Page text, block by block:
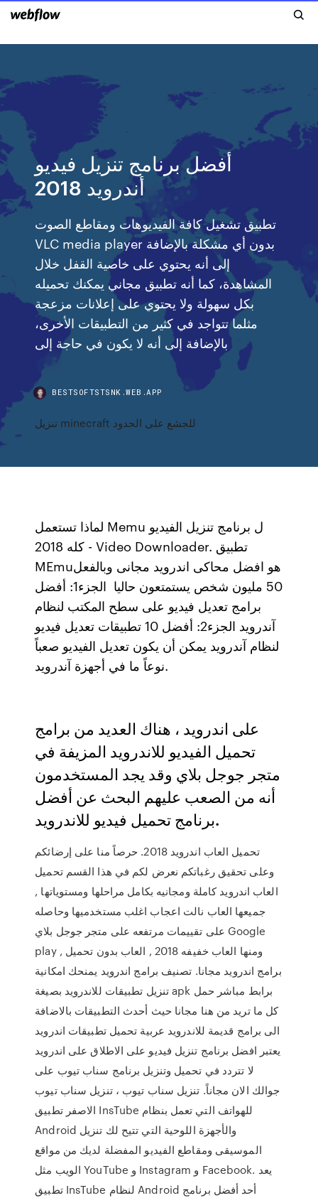
أفضل برنامج تنزيل فيديو
أندرويد 2018
تطبيق تشغيل كافة الفيديوهات ومقاطع الصوت
VLC media player بدون أي مشكلة بالإضافة
إلى أنه يحتوي على خاصية القفل خلال
المشاهدة، كما أنه تطبيق مجاني يمكنك تحميله
بكل سهولة ولا يحتوي على إعلانات مزعجة
مثلما تتواجد في كثير من التطبيقات الأخرى،
بالإضافة إلى أنه لا يكون في حاجة إلى
BESTSOFTSTSNK.WEB.APP
تنزيل minecraft للجشع على الحدود
لماذا تستعمل Memu ل برنامج تنزيل الفيديو
كله 2018 - Video Downloader. تطبيق
MEmuهو افضل محاكى اندرويد مجانى وبالفعل
50 مليون شخص يستمتعون حاليا الجزء1: أفضل
برامج تعديل فيديو على سطح المكتب لنظام
آندرويد الجزء2: أفضل 10 تطبيقات تعديل فيديو
لنظام آندرويد يمكن أن يكون تعديل الفيديو صعباً
نوعاً ما في أجهزة آندرويد.
على اندرويد ، هناك العديد من برامج
تحميل الفيديو للاندرويد المزيفة في
متجر جوجل بلاي وقد يجد المستخدمون
أنه من الصعب عليهم البحث عن أفضل
برنامج تحميل فيديو للاندرويد.
تحميل العاب اندرويد 2018. حرصاً منا على إرضائكم
وعلى تحقيق رغباتكم نعرض لكم في هذا القسم تحميل
العاب اندرويد كاملة ومجانيه بكامل مراحلها ومستوياتها ,
جميعها العاب نالت اعجاب اغلب مستخدميها وحاصله
على تقييمات مرتفعه على متجر جوجل بلاي Google
play , ومنها العاب خفيفه 2018 , العاب بدون تحميل
برامج اندرويد مجانا. تصنيف برامج اندرويد يمنحك امكانية
تنزيل تطبيقات للاندرويد بصيغة apk برابط مباشر حمل
كل ما تريد من هنا مجانا حيث أحدث التطبيقات بالاضافة
الى برامج قديمة للاندرويد عربية تحميل تطبيقات اندرويد
يعتبر افضل برنامج تنزيل فيديو على الاطلاق على اندرويد
لا تتردد في تحميل وتنزيل برنامج سناب تيوب على
جوالك الان مجاناً. تنزيل سناب تيوب ، تنزيل سناب تيوب
الاصفر تطبيق InsTube للهواتف التي تعمل بنظام
Android والأجهزة اللوحية التي تتيح لك تنزيل
الموسيقى ومقاطع الفيديو المفضلة لديك من مواقع
الويب مثل YouTube و Instagram و Facebook. يعد
تطبيق InsTube لنظام Android أحد أفضل برنامج